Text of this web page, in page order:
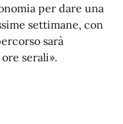
per dare una
settimane, con
sarà
serali».